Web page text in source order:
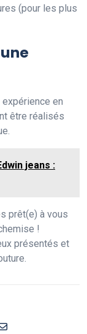
(pour les plus
en
être réalisés
jeans :
prêt(e) à vous
!
présentés et